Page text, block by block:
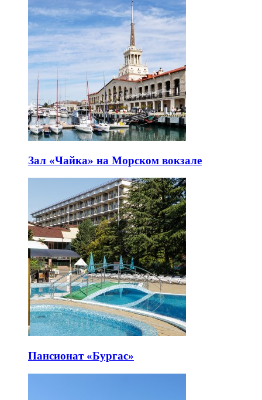
Зал «Чайка» на Морском вокзале
Пансионат «Бургас»